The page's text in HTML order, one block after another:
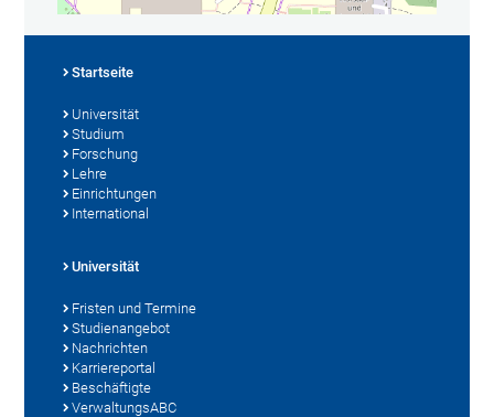
Startseite
Universität
Studium
Forschung
Lehre
Einrichtungen
International
Universität
Fristen und Termine
Studienangebot
Nachrichten
Karriereportal
Beschäftigte
VerwaltungsABC